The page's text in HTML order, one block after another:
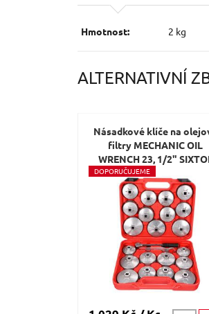
Hmotnost: 2 kg
ALTERNATIVNÍ
Násadkové klíče na
filtry MECHANIC OIL
WRENCH 23, 1/2"
DOPORUČUJEME